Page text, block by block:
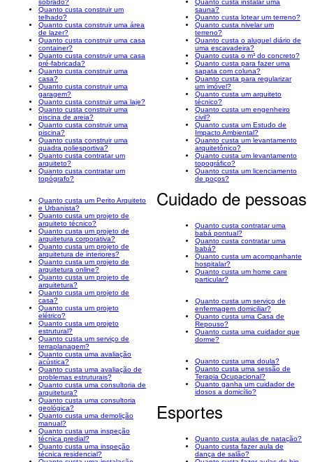
sobrado?
Quanto custa construir um
telhado?
Quanto custa construir uma área
de lazer?
Quanto custa construir uma casa
container?
Quanto custa construir uma casa
pré-fabricada?
Quanto custa construir uma
casa?
Quanto custa construir uma
garagem?
Quanto custa construir uma laje?
Quanto custa construir uma
piscina de areia?
Quanto custa construir uma
piscina?
Quanto custa construir uma
quadra poliesportiva?
Quanto custa contratar um
arquiteto?
Quanto custa contratar um
topógrafo?
Quanto custa instalar uma
sauna?
Quanto custa lotear um terreno?
Quanto custa nivelar um
terreno?
Quanto custa o aluguel diário de
uma escavadeira?
Quanto custa o m³ do concreto?
Quanto custa para fazer uma
sapata com coluna?
Quanto custa para regularizar
um imóvel?
Quanto custa um arquiteto
técnico?
Quanto custa um engenheiro
civil?
Quanto custa um Estudo de
Impacto Ambiental?
Quanto custa um levantamento
arquitetônico?
Quanto custa um levantamento
topográfico?
Quanto custa um licenciamento
de poços?
Quanto custa um Perito Arquiteto
e Urbanista?
Quanto custa um projeto de
arquiteto técnico?
Quanto custa um projeto de
arquitetura corporativa?
Quanto custa um projeto de
arquitetura de interiores?
Quanto custa um projeto de
arquitetura online?
Quanto custa um projeto de
arquitetura?
Quanto custa um projeto de
casa?
Quanto custa um projeto
elétrico?
Quanto custa um projeto
estrutural?
Quanto custa um serviço de
terraplanagem?
Quanto custa uma avaliação
acústica?
Quanto custa uma avaliação de
problemas estruturais?
Quanto custa uma consultoria de
arquitetura?
Quanto custa uma consultoria
geológica?
Quanto custa uma demolição
manual?
Quanto custa uma inspeção
técnica predial?
Quanto custa uma inspeção
técnica residencial?
Cuidado de pessoas
Quanto custa contratar uma
babá pontual?
Quanto custa contratar uma
babá?
Quanto custa um acompanhante
hospitalar?
Quanto custa um home care
particular?
Quanto custa um serviço de
enfermagem domiciliar?
Quanto custa uma Casa de
Repouso?
Quanto custa uma cuidador que
dorme?
Quanto custa uma doula?
Quanto custa uma sessão de
Terapia Ocupacional?
Quanto ganha um cuidador de
idosos a domicílio?
Esportes
Quanto custa aulas de natação?
Quanto custa fazer aula de
dança de salão?